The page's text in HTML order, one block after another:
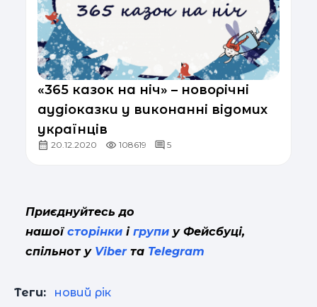
«365 казок на ніч» – новорічні
аудіоказки у виконанні відомих
українців
20.12.2020 108619 5
Приєднуйтесь до
нашої сторінки і групи у Фейсбуці,
спільнот у Viberта Telegram
Теги: новий рік